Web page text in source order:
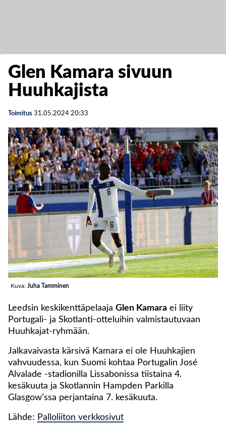
Glen Kamara sivuun
Huuhkajista
Toimitus 31.05.2024 20:33
Kuva: Juha Tamminen
Leedsin keskikenttäpelaaja Glen Kamara ei liity
Portugali- ja Skotlanti-otteluihin valmistautuvaan
Huuhkajat-ryhmään.
Jalkavaivasta kärsivä Kamara ei ole Huuhkajien
vahvuudessa, kun Suomi kohtaa Portugalin José
Alvalade -stadionilla Lissabonissa tiistaina 4.
kesäkuuta ja Skotlannin Hampden Parkilla
Glasgow’ssa perjantaina 7. kesäkuuta.
Lähde: Palloliiton verkkosivut